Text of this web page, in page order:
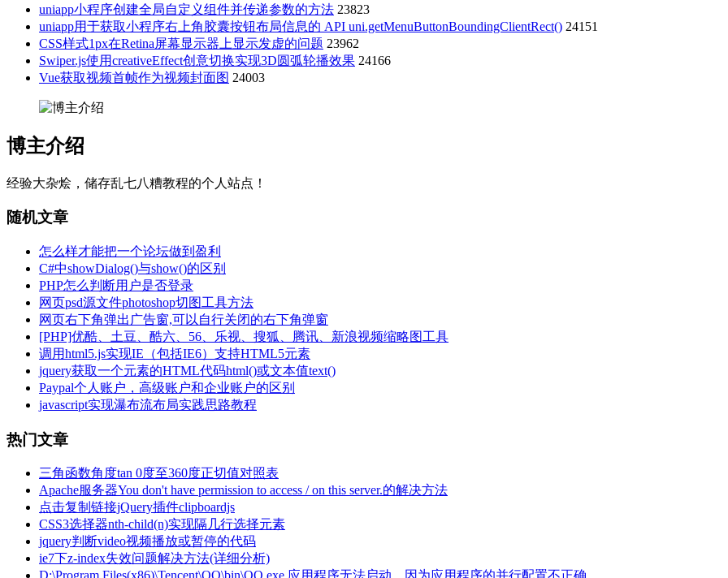
uniapp小程序创建全局自定义组件并传递参数的方法 23823
uniapp用于获取小程序右上角胶囊按钮布局信息的 API uni.getMenuButtonBoundingClientRect() 24151
CSS样式1px在Retina屏幕显示器上显示发虚的问题 23962
Swiper.js使用creativeEffect创意切换实现3D圆弧轮播效果 24166
Vue获取视频首帧作为视频封面图 24003
博主介绍
经验大杂烩，储存乱七八糟教程的个人站点！
随机文章
怎么样才能把一个论坛做到盈利
C#中showDialog()与show()的区别
PHP怎么判断用户是否登录
网页psd源文件photoshop切图工具方法
网页右下角弹出广告窗,可以自行关闭的右下角弹窗
[PHP]优酷、土豆、酷六、56、乐视、搜狐、腾讯、新浪视频缩略图工具
调用html5.js实现IE（包括IE6）支持HTML5元素
jquery获取一个元素的HTML代码html()或文本值text()
Paypal个人账户，高级账户和企业账户的区别
javascript实现瀑布流布局实践思路教程
热门文章
三角函数角度tan 0度至360度正切值对照表
Apache服务器You don't have permission to access / on this server.的解决方法
点击复制链接jQuery插件clipboardjs
CSS3选择器nth-child(n)实现隔几行选择元素
jquery判断video视频播放或暂停的代码
ie7下z-index失效问题解决方法(详细分析)